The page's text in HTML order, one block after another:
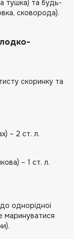
тушка) та будь-
сковорода).
скоринку та
– 2 ст. л.
– 1 ст. л.
до однорідної
маринуватися